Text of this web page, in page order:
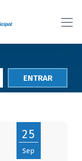
ENTRAR
25
Sep